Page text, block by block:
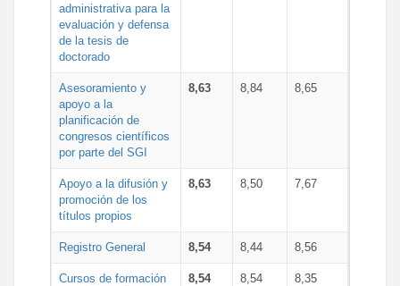
administrativa para la
evaluación y defensa
de la tesis de
doctorado
Asesoramiento y
apoyo a la
planificación de
congresos científicos
por parte del SGI
8,63 8,84 8,65
Apoyo a la difusión y
promoción de los
títulos propios
8,63 8,50 7,67
Registro General 8,54 8,44 8,56
Cursos de formación
8,54 8,54 8,35